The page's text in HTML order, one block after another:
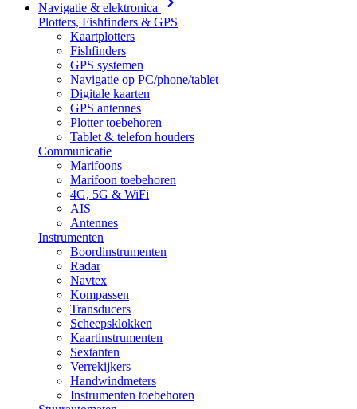
Navigatie & elektronica
Plotters, Fishfinders & GPS
Kaartplotters
Fishfinders
GPS systemen
Navigatie op PC/phone/tablet
Digitale kaarten
GPS antennes
Plotter toebehoren
Tablet & telefon houders
Communicatie
Marifoons
Marifoon toebehoren
4G, 5G & WiFi
AIS
Antennes
Instrumenten
Boordinstrumenten
Radar
Navtex
Kompassen
Transducers
Scheepsklokken
Kaartinstrumenten
Sextanten
Verrekijkers
Handwindmeters
Instrumenten toebehoren